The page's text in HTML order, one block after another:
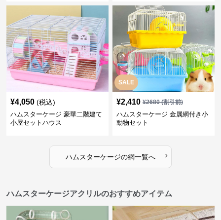
¥4,050 (税込)
ハムスターケージ 豪華二階建て
小屋セットハウス
SALE
¥2,410 ¥2680(割引前)
ハムスターケージ 金属網付き小
動物セット
ハムスターケージの網一覧へ ›
ハムスターケージアクリルのおすすめアイテム